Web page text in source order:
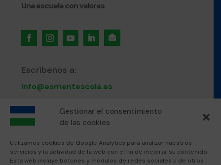
Gestionar el consentimiento
de las cookies
Utilizamos cookies de Google Analytics para analizar nuestros
servicios y la actividad de la web con el fin de mejorar su contenido.
Esta web incluye botones y módulos de redes sociales u de otros
Una escuela con valores

Escríbenos a:
info@esmentescola.es
Llámanos al:
871 80 51 12
Visítanos en: